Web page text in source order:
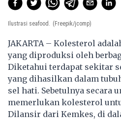
Ilustrasi seafood. (Freepik/jcomp)
JAKARTA – Kolesterol
yang diproduksi oleh
Diketahui terdapat sekitar
yang dihasilkan dalam
sel hati. Sebetulnya secara
memerlukan kolesterol
Dilansir dari Kemkes, di